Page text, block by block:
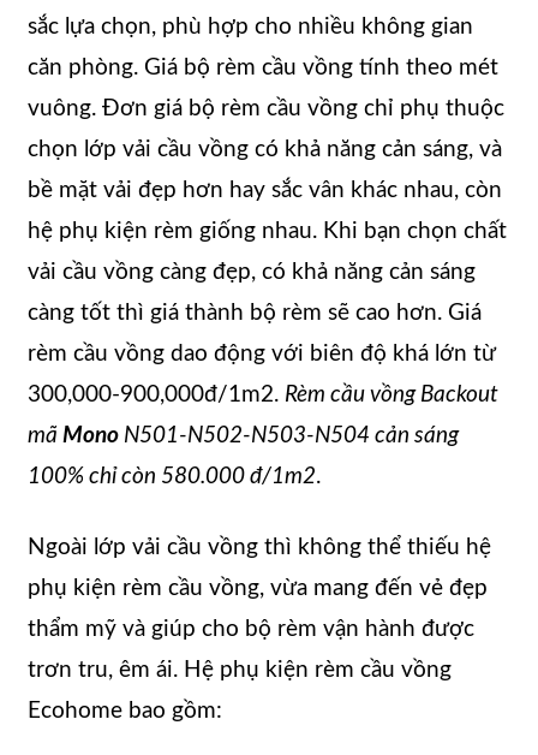
sắc lựa chọn, phù hợp cho nhiều không gian
căn phòng. Giá bộ rèm cầu vồng tính theo mét
vuông. Đơn giá bộ rèm cầu vồng chỉ phụ thuộc
chọn lớp vải cầu vồng có khả năng cản sáng, và
bề mặt vải đẹp hơn hay sắc vân khác nhau, còn
hệ phụ kiện rèm giống nhau. Khi bạn chọn chất
vải cầu vồng càng đẹp, có khả năng cản sáng
càng tốt thì giá thành bộ rèm sẽ cao hơn. Giá
rèm cầu vồng dao động với biên độ khá lớn từ
300,000-900,000đ/1m2. Rèm cầu vồng Backout
mã Mono N501-N502-N503-N504 cản sáng
100% chỉ còn 580.000 đ/1m2.
Ngoài lớp vải cầu vồng thì không thể thiếu hệ
phụ kiện rèm cầu vồng, vừa mang đến vẻ đẹp
thẩm mỹ và giúp cho bộ rèm vận hành được
trơn tru, êm ái. Hệ phụ kiện rèm cầu vồng
Ecohome bao gồm: